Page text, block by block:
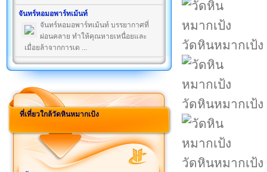
จันทร์หอมอพาร์ทเม้นท์
จันทร์หอมอพาร์ทเม้นท์ บรรยากาศที่
ผ่อนคลาย ทำให้คุณหายเหนื่อยและ
เมื่อยล้าจากการเด ...
ที่เที่ยวใกล้วัดหินหมากเป้ง
วัดหินหมากเป้ง
วัดหินหมากเป้ง
วัดหินหมากเป้ง